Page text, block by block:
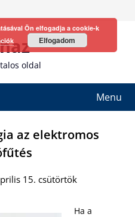
oldal
Menu
az elektromos
15. csütörtök
Ha a
Ön elfogadja a cookie-k
Elfogadom